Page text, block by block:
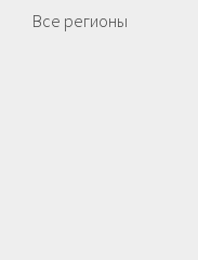
Все регионы